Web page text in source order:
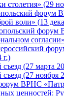
столетия» (29
форум
воли» (13
форум
г.)
(27 марта
(27 ноября
ВРНС
ценностей: